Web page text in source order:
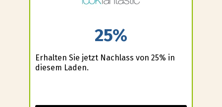
25%
Erhalten Sie jetzt Nachlass von 25% in
diesem Laden.